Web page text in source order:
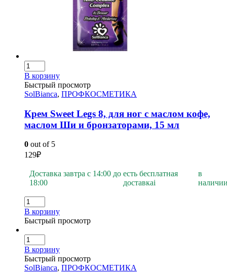
В корзину
Быстрый просмотр
SolBianca, ПРОФКОСМЕТИКА
Крем Sweet Legs 8, для ног с маслом кофе,
маслом Ши и бронзаторами, 15 мл
0 out of 5
129₽
Доставка завтра с 14:00 до
18:00
есть бесплатная
доставкаi
в
В корзину
Быстрый просмотр
В корзину
Быстрый просмотр
SolBianca, ПРОФКОСМЕТИКА